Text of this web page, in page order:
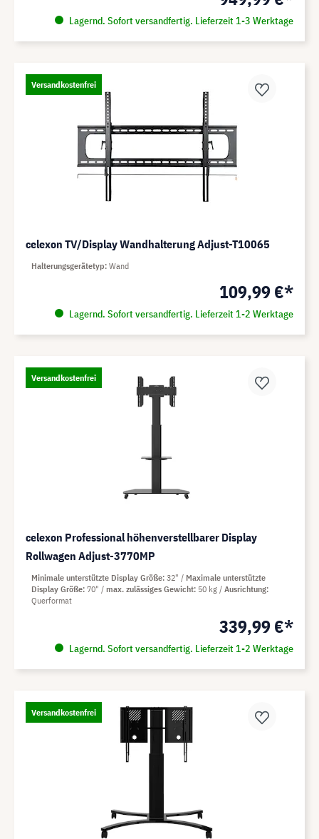
Lagernd. Sofort versandfertig. Lieferzeit 1-3 Werktage
Versandkostenfrei
celexon TV/Display Wandhalterung Adjust-T10065
109,99 €*
Lagernd. Sofort versandfertig. Lieferzeit 1-2 Werktage
Halterungsgerätetyp Wand
Versandkostenfrei
celexon Professional höhenverstellbarer Display
Rollwagen Adjust-3770MP
339,99 €*
Lagernd. Sofort versandfertig. Lieferzeit 1-2 Werktage
Minimale unterstützte Display Größe 32"
Maximale unterstützte
Display Größe 70" max. zulässiges Gewicht 50 kg
Ausrichtung
Querformat
Versandkostenfrei